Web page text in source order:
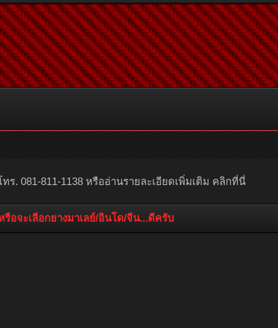
ร. 081-811-1138 หรืออ่านรายละเอียดเพิ่มเติม คลิกที่นี่
รือจะเลือกยางมาเลย์/อินโด/จีน...ดีครับ